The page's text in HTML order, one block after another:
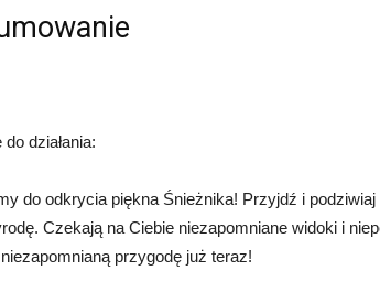
działania:
do odkrycia piękna Śnieżnika! Przyjdź i
Czekają na Ciebie niezapomniane widoki i
przygodę już teraz!